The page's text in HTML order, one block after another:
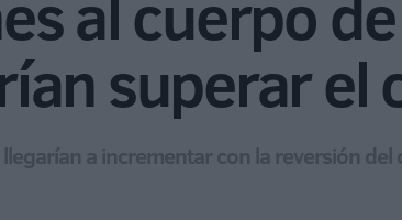
superar el
a incrementar con la reversión